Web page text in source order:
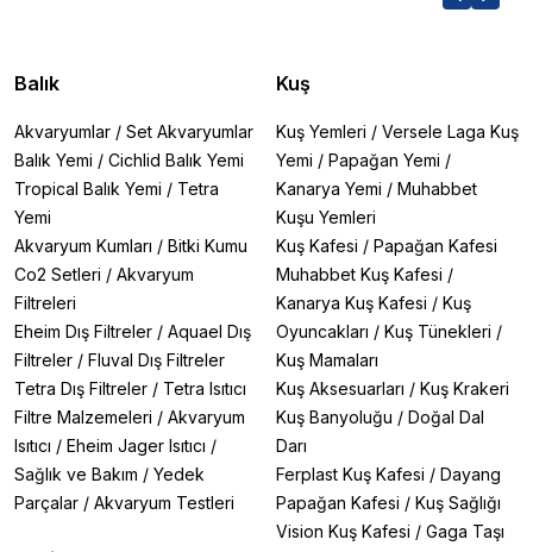
Balık
Akvaryumlar / Set Akvaryumlar
Balık Yemi / Cichlid Balık Yemi
Tropical Balık Yemi / Tetra
Yemi
Akvaryum Kumları / Bitki Kumu
Co2 Setleri / Akvaryum
Filtreleri
Eheim Dış Filtreler / Aquael Dış
Filtreler / Fluval Dış Filtreler
Tetra Dış Filtreler / Tetra Isıtıcı
Filtre Malzemeleri / Akvaryum
Isıtıcı / Eheim Jager Isıtıcı /
Sağlık ve Bakım / Yedek
Parçalar / Akvaryum Testleri
Kuş
Kuş Yemleri / Versele Laga Kuş
Yemi / Papağan Yemi /
Kanarya Yemi / Muhabbet
Kuşu Yemleri
Kuş Kafesi / Papağan Kafesi
Muhabbet Kuş Kafesi /
Kanarya Kuş Kafesi / Kuş
Oyuncakları / Kuş Tünekleri /
Kuş Mamaları
Kuş Aksesuarları / Kuş Krakeri
Kuş Banyoluğu / Doğal Dal
Darı
Ferplast Kuş Kafesi / Dayang
Papağan Kafesi / Kuş Sağlığı
Vision Kuş Kafesi / Gaga Taşı